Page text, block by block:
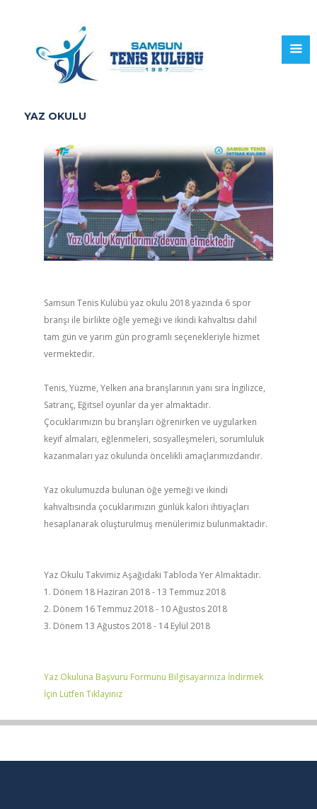
YAZ OKULU
Samsun Tenis Kulübü yaz okulu 2018 yazında 6 spor
branşı ile birlikte öğle yemeği ve ikindi kahvaltısı dahil
tam gün ve yarım gün programlı seçenekleriyle hizmet
vermektedir.
Tenis, Yüzme, Yelken ana branşlarının yanı sıra İngilizce,
Satranç, Eğitsel oyunlar da yer almaktadır.
Çocuklarımızın bu branşları öğrenirken ve uygularken
keyif almaları, eğlenmeleri, sosyalleşmeleri, sorumluluk
kazanmaları yaz okulunda öncelikli amaçlarımızdandır.
Yaz okulumuzda bulunan öğe yemeği ve ikindi
kahvaltısında çocuklarımızın günlük kalori ihtiyaçları
hesaplanarak oluşturulmuş menülerimiz bulunmaktadır.
Yaz Okulu Takvimiz Aşağıdaki Tabloda Yer Almaktadır.
1. Dönem 18 Haziran 2018 - 13 Temmuz 2018
2. Dönem 16 Temmuz 2018 - 10 Ağustos 2018
3. Dönem 13 Ağustos 2018 - 14 Eylül 2018
Yaz Okuluna Başvuru Formunu Bilgisayarınıza İndirmek
İçin Lütfen Tıklayınız